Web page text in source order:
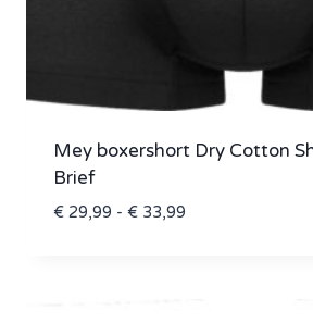
Mey boxershort Dry Cotton
Brief
€29,99 - €33,99Prijsklasse: